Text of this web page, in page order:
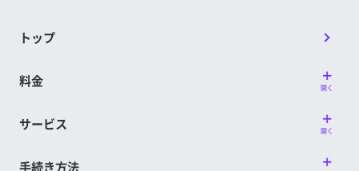
トップ
料金 開く
サービス 開く
手続き方法